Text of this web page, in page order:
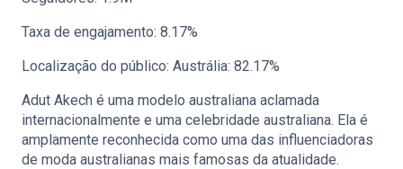
Taxa de engajamento: 8.17%
Localização do público: Austrália: 82.17%
Adut Akech é uma modelo australiana aclamada
internacionalmente e uma celebridade australiana. Ela é
amplamente reconhecida como uma das influenciadoras
de moda australianas mais famosas da atualidade.